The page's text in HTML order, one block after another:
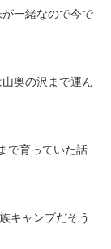
一緒なので今で
奥の沢まで運ん
で育っていた話
キャンプだそう